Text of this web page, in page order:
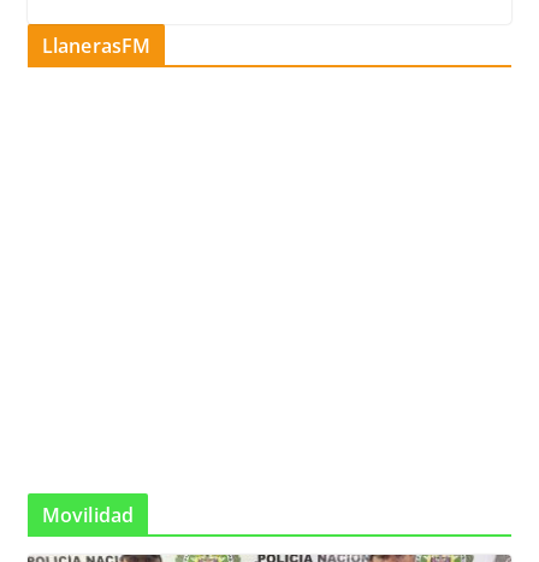
LlanerasFM
Movilidad